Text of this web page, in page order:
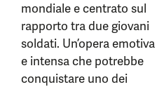
mondiale e centrato sul
rapporto tra due giovani
soldati. Un’opera emotiva
e intensa che potrebbe
conquistare uno dei